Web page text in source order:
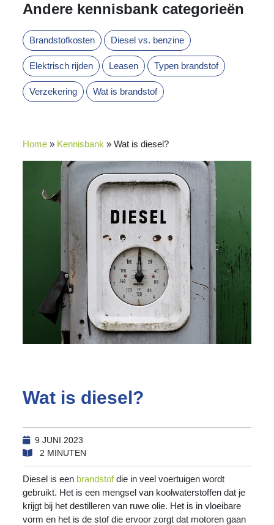
Andere kennisbank categorieën
Brandstofkosten Diesel vs. benzine
Elektrisch rijden Leasen Typen brandstof
Verzekering Wat is brandstof
Home » Kennisbank »Wat is diesel?
Wat is diesel?
9 JUNI 2023
2 MINUTEN
Diesel is een brandstofdie in veel voertuigen wordt
gebruikt. Het is een mengsel van koolwaterstoffen dat je
krijgt bij het destilleren van ruwe olie. Het is in vloeibare
vorm en het is de stof die ervoor zorgt dat motoren gaan